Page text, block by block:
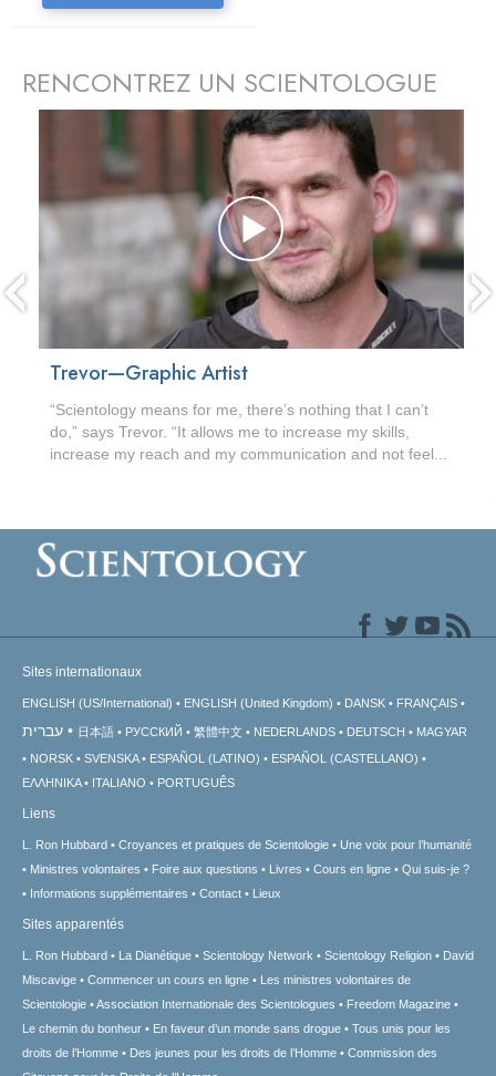
RENCONTREZ UN SCIENTOLOGUE
Trevor—Graphic Artist
“Scientology means for me, there’s nothing that I can’t
do,” says Trevor. “It allows me to increase my skills,
increase my reach and my communication and not feel...
Sites internationaux
ENGLISH (US/International) ENGLISH (United Kingdom) DANSK FRANÇAIS
עברית 日本語 РУССКИЙ 繁體中文 NEDERLANDS DEUTSCH
MAGYAR
NORSK
SVENSKA ESPAÑOL (LATINO)
ESPAÑOL (CASTELLANO)
ΕΛΛΗΝΙΚA
ITALIANO PORTUGUÊS
Liens
L. Ron Hubbard Croyances et pratiques de Scientologie
Une voix pour l’humanité
Ministres volontaires
Foire aux questions Livres Cours en ligne
Qui suis-je ?
Informations supplémentaires
Contact Lieux
Sites apparentés
L. Ron Hubbard La Dianétique Scientology Network Scientology Religion
David
Miscavige
Commencer un cours en ligne
Les ministres volontaires de
Scientologie
Association Internationale des Scientologues
Freedom Magazine
Le chemin du bonheur
En faveur d’un monde sans drogue
Tous unis pour les
droits de l’Homme
Des jeunes pour les droits de l’Homme
Commission des